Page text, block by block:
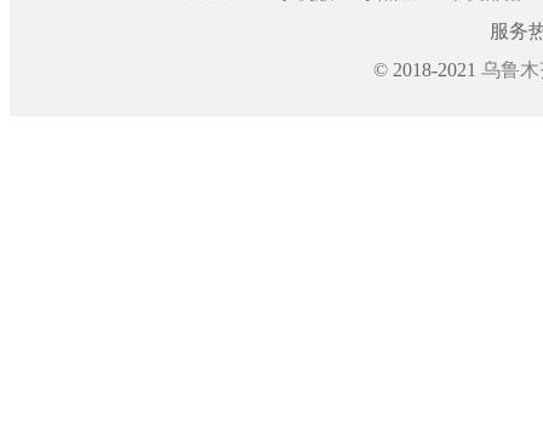
服务
© 2018-2021 乌鲁